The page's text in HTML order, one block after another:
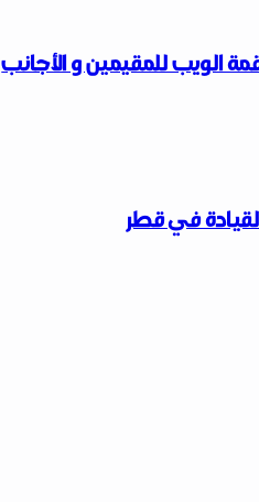
الويب للمقيمين و الأجانب
في قطر